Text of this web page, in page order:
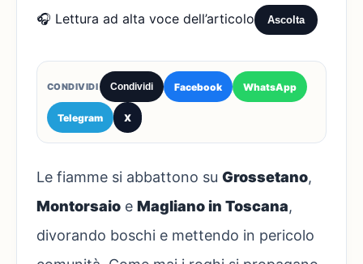
🎧 Lettura ad alta voce dell’articolo Ascolta
CONDIVIDI Condividi Facebook WhatsApp
Telegram X
Le fiamme si abbattono su Grossetano,
Montorsaio e Magliano in Toscana,
divorando boschi e mettendo in pericolo